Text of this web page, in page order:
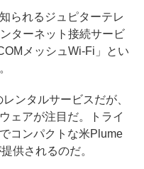
られるジュピターテレ
ターネット接続サービ
メッシュWi-Fi」とい
ンタルサービスだが、
ェアが注目だ。トライ
コンパクトな米Plume
供されるのだ。